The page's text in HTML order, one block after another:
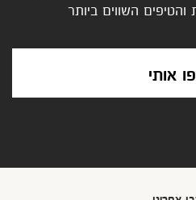
השווים ביותר
אותי